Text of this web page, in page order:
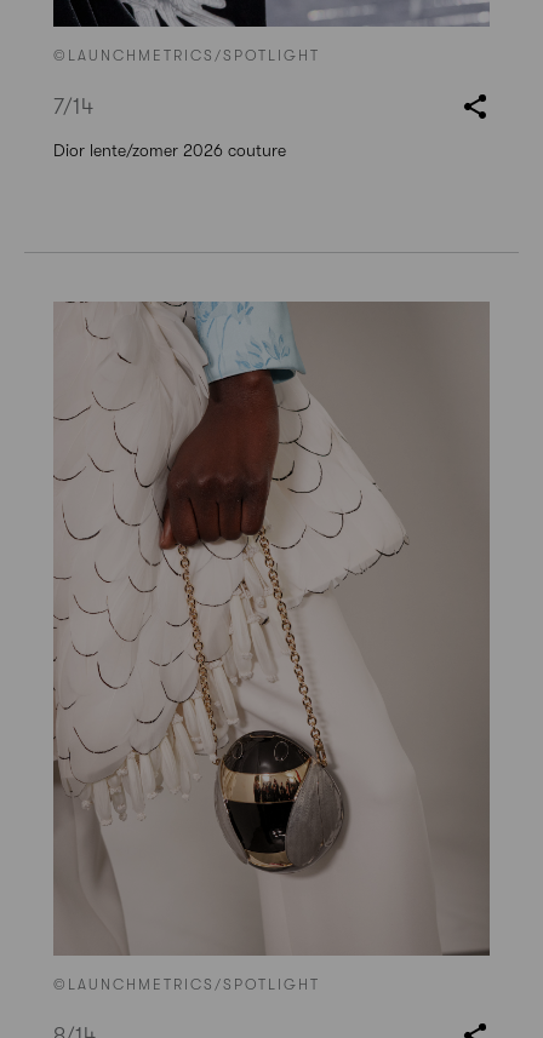
©LAUNCHMETRICS/SPOTLIGHT
7/14
Dior lente/zomer 2026 couture
©LAUNCHMETRICS/SPOTLIGHT